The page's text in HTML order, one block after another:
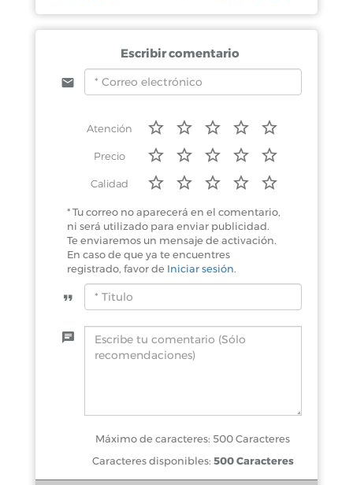
Escribir comentario
Atención
Precio
Calidad
* Tu correo no aparecerá en el comentario,
ni será utilizado para enviar publicidad.
Te enviaremos un mensaje de activación.
En caso de que ya te encuentres
registrado, favor de Iniciar sesión.
Máximo de caracteres: 500 Caracteres
Caracteres disponibles: 500 Caracteres